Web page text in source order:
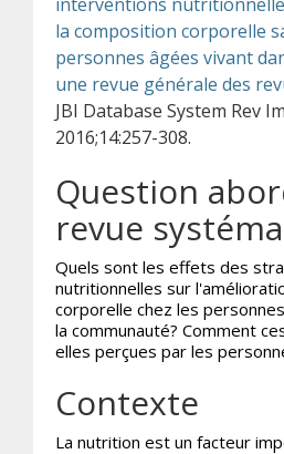
interventions
la composition corporelle
personnes âgées vivant
une revue générale des
JBI Database System Rev
2016;14:257-308.
Question
revue
Quels sont les effets des
nutritionnelles sur
corporelle chez les
la communauté? Comment
elles perçues par les
Contexte
La nutrition est un facteur